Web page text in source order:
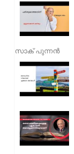
സാക് പുന്നൻ